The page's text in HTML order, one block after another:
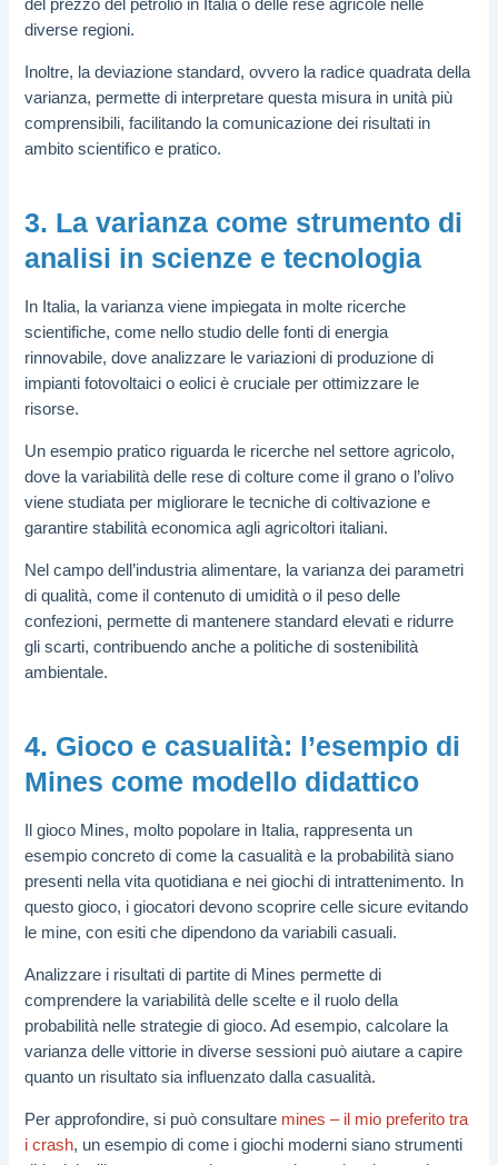
del prezzo del petrolio in Italia o delle rese agricole nelle
diverse regioni.
Inoltre, la deviazione standard, ovvero la radice quadrata della
varianza, permette di interpretare questa misura in unità più
comprensibili, facilitando la comunicazione dei risultati in
ambito scientifico e pratico.
3. La varianza come strumento di
analisi in scienze e tecnologia
In Italia, la varianza viene impiegata in molte ricerche
scientifiche, come nello studio delle fonti di energia
rinnovabile, dove analizzare le variazioni di produzione di
impianti fotovoltaici o eolici è cruciale per ottimizzare le
risorse.
Un esempio pratico riguarda le ricerche nel settore agricolo,
dove la variabilità delle rese di colture come il grano o l’olivo
viene studiata per migliorare le tecniche di coltivazione e
garantire stabilità economica agli agricoltori italiani.
Nel campo dell’industria alimentare, la varianza dei parametri
di qualità, come il contenuto di umidità o il peso delle
confezioni, permette di mantenere standard elevati e ridurre
gli scarti, contribuendo anche a politiche di sostenibilità
ambientale.
4. Gioco e casualità: l’esempio di
Mines come modello didattico
Il gioco Mines, molto popolare in Italia, rappresenta un
esempio concreto di come la casualità e la probabilità siano
presenti nella vita quotidiana e nei giochi di intrattenimento. In
questo gioco, i giocatori devono scoprire celle sicure evitando
le mine, con esiti che dipendono da variabili casuali.
Analizzare i risultati di partite di Mines permette di
comprendere la variabilità delle scelte e il ruolo della
probabilità nelle strategie di gioco. Ad esempio, calcolare la
varianza delle vittorie in diverse sessioni può aiutare a capire
quanto un risultato sia influenzato dalla casualità.
Per approfondire, si può consultare mines – il mio preferito tra
i crash, un esempio di come i giochi moderni siano strumenti